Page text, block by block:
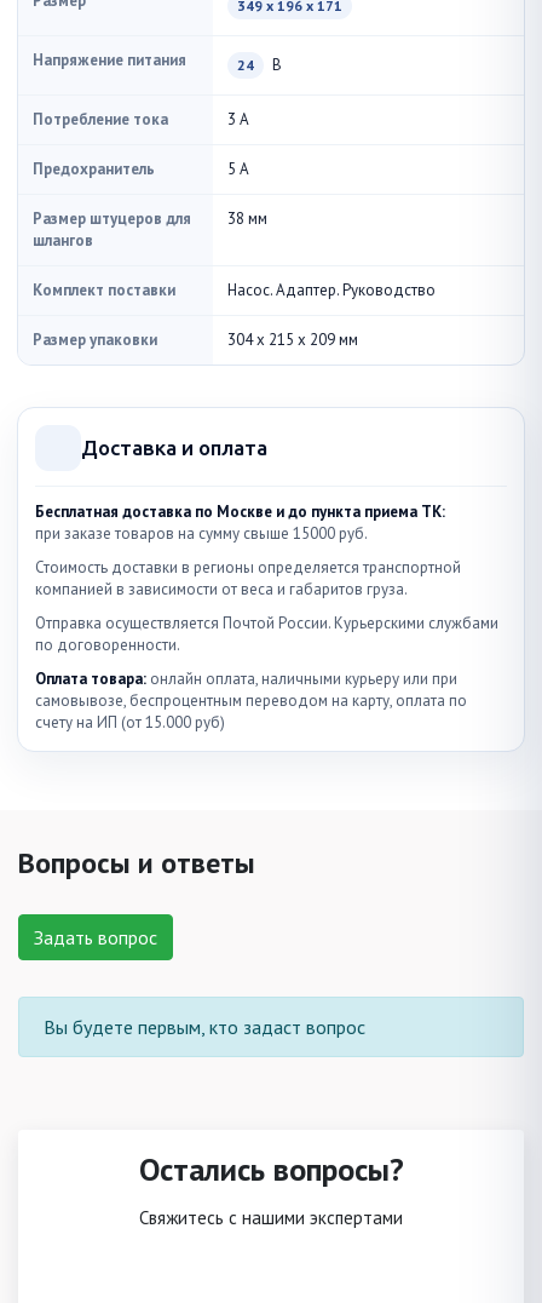
349 x 196 x 171
Напряжение питания 24 В
Потребление тока 3 А
Предохранитель 5 А
Размер штуцеров для
шлангов
38 мм
Комплект поставки Насос. Адаптер. Руководство
Размер упаковки 304 x 215 x 209 мм
Доставка и оплата
Бесплатная доставка по Москве и до пункта приема ТК:
при заказе товаров на сумму свыше 15000 руб.
Стоимость доставки в регионы определяется транспортной
компанией в зависимости от веса и габаритов груза.
Отправка осуществляется Почтой России. Курьерскими службами
по договоренности.
Оплата товара: онлайн оплата, наличными курьеру или при
самовывозе, беспроцентным переводом на карту, оплата по
счету на ИП (от 15.000 руб)
Вопросы и ответы
Задать вопрос
Вы будете первым, кто задаст вопрос
Остались вопросы?
Свяжитесь с нашими экспертами